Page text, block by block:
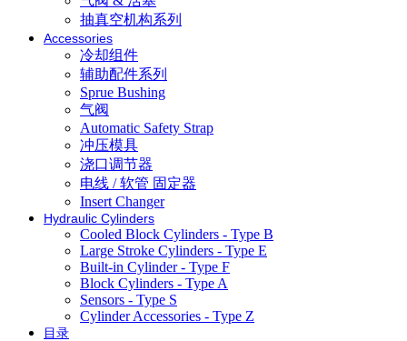
抽真空机构系列
Accessories
冷却组件
辅助配件系列
Sprue Bushing
气阀
Automatic Safety Strap
冲压模具
浇口调节器
电线 / 软管 固定器
Insert Changer
Hydraulic Cylinders
Cooled Block Cylinders - Type B
Large Stroke Cylinders - Type E
Built-in Cylinder - Type F
Block Cylinders - Type A
Sensors - Type S
Cylinder Accessories - Type Z
目录